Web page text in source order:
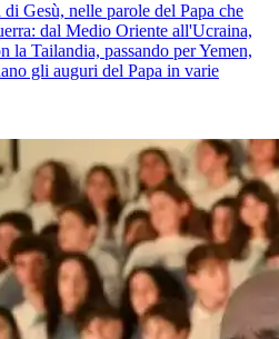
Gesù, nelle parole del Papa che
dal Medio Oriente all'Ucraina,
la Tailandia, passando per Yemen,
gli auguri del Papa in varie